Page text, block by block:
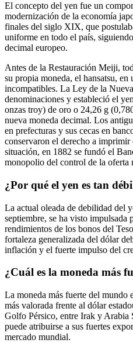
El concepto del yen fue un
modernización de la economía
finales del siglo XIX, que
uniforme en todo el país,
decimal europeo.
Antes de la Restauración Meiji,
su propia moneda, el hansatsu, en
incompatibles. La Ley de la
denominaciones y estableció el
onzas troy) de oro o 24,26 g
nueva moneda decimal. Los
en prefecturas y sus cecas en
conservaron el derecho a imprimir
situación, en 1882 se fundó el
monopolio del control de la oferta
¿Por qué el yen es tan
La actual oleada de debilidad del
septiembre, se ha visto impulsada
rendimientos de los bonos del
fortaleza generalizada del dólar
inflación y el fuerte impulso del
¿Cuál es la moneda más
La moneda más fuerte del mundo
más valorada frente al dólar
Golfo Pérsico, entre Irak y Arabia
puede atribuirse a sus fuertes
mercado mundial.